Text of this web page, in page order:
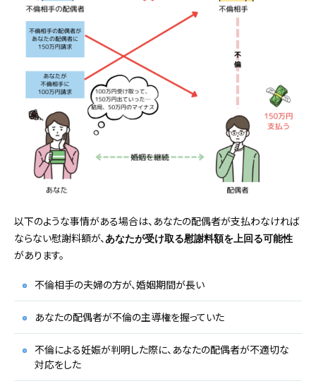
以下のような事情がある場合は、あなたの配偶者が支払わなければ
ならない慰謝料額が、あなたが受け取る慰謝料額を上回る可能性
があります。
不倫相手の夫婦の方が、婚姻期間が長い
あなたの配偶者が不倫の主導権を握っていた
不倫による妊娠が判明した際に、あなたの配偶者が不適切な
対応をした